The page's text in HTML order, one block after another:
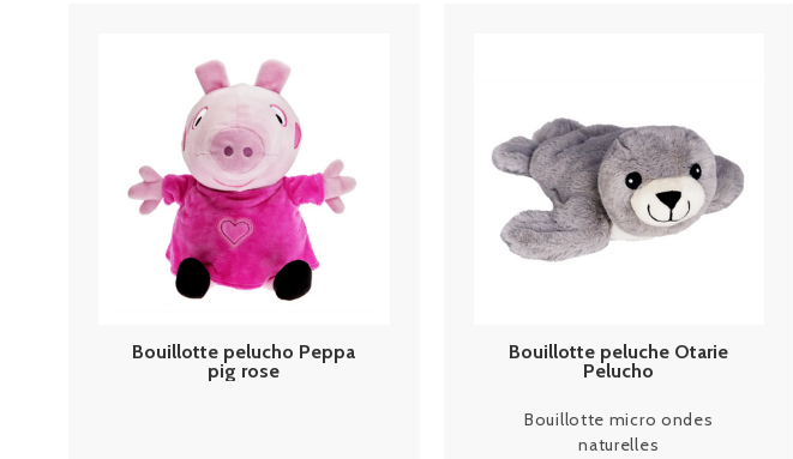
Bouillotte pelucho Peppa
pig rose
Bouillotte peluche Otarie
Pelucho
Bouillotte micro ondes
naturelles